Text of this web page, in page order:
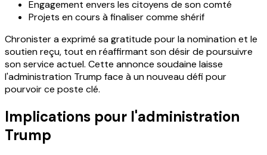
Engagement envers les citoyens de son comté
Projets en cours à finaliser comme shérif
Chronister a exprimé sa gratitude pour la nomination et le
soutien reçu, tout en réaffirmant son désir de poursuivre
son service actuel. Cette annonce soudaine laisse
l'administration Trump face à un nouveau défi pour
pourvoir ce poste clé.
Implications pour l'administration
Trump